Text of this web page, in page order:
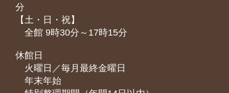
分
【土・日・祝】
全館 9時30分～17時15分
休館日
火曜日／毎月最終金曜日
年末年始